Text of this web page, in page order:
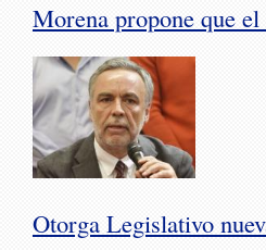
Morena propone que
Otorga Legislativo